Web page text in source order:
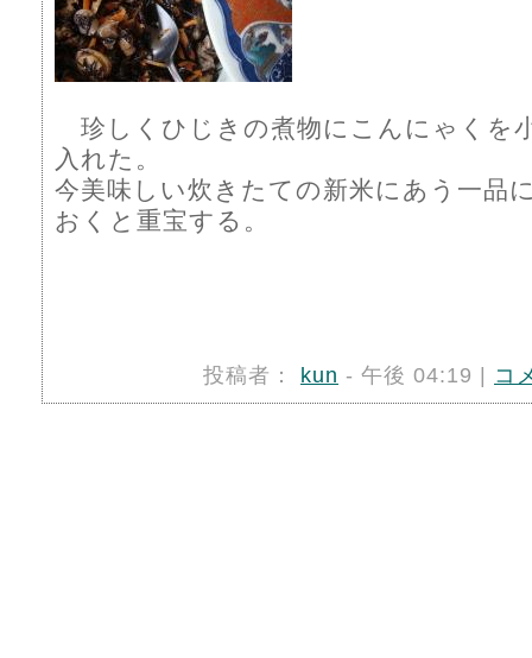
珍しくひじきの煮物にこんにゃくを
入れた。
今美味しい炊きたての新米にあう一品
おくと重宝する。
投稿者： kun - 午後 04:19 | コ